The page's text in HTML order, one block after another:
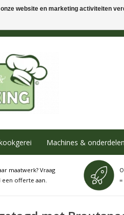
Machines & onderdelen
maatwerk? Vraag
offerte aan.
website en marketing activiteiten